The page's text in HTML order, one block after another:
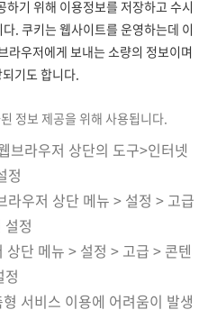
기 위해 이용정보를 저장하고 수시
. 쿠키는 웹사이트를 운영하는데 이
우저에게 보내는 소량의 정보이며
기도 합니다.
정보 제공을 위해 사용됩니다.
라우저 상단의 도구>인터넷
정
우저 상단 메뉴 > 설정 > 고급
정
단 메뉴 > 설정 > 고급 > 콘텐
정
서비스 이용에 어려움이 발생